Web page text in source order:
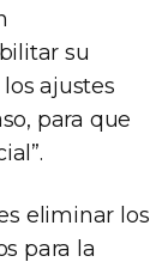
su
ajustes
para que
eliminar los
para la